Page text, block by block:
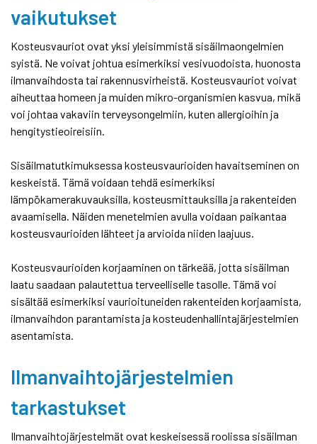
vaikutukset
Kosteusvauriot ovat yksi yleisimmistä sisäilmaongelmien
syistä. Ne voivat johtua esimerkiksi vesivuodoista, huonosta
ilmanvaihdosta tai rakennusvirheistä. Kosteusvauriot voivat
aiheuttaa homeen ja muiden mikro-organismien kasvua, mikä
voi johtaa vakaviin terveysongelmiin, kuten allergioihin ja
hengitystieoireisiin.
Sisäilmatutkimuksessa kosteusvaurioiden havaitseminen on
keskeistä. Tämä voidaan tehdä esimerkiksi
lämpökamerakuvauksilla, kosteusmittauksilla ja rakenteiden
avaamisella. Näiden menetelmien avulla voidaan paikantaa
kosteusvaurioiden lähteet ja arvioida niiden laajuus.
Kosteusvaurioiden korjaaminen on tärkeää, jotta sisäilman
laatu saadaan palautettua terveelliselle tasolle. Tämä voi
sisältää esimerkiksi vaurioituneiden rakenteiden korjaamista,
ilmanvaihdon parantamista ja kosteudenhallintajärjestelmien
asentamista.
Ilmanvaihtojärjestelmien
tarkastukset
Ilmanvaihtojärjestelmät ovat keskeisessä roolissa sisäilman